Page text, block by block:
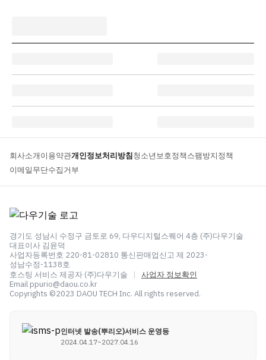
회사소개이용약관개인정보처리방침청소년보호정책스팸방지정책
이메일무단수집거부
경기도 성남시 수정구 금토로 69, 다우디지털스퀘어 4층 (주)다우기술
대표이사 김윤덕
사업자등록번호 220-81-02810 통신판매업신고 제 2023-
성남수정-1138호
호스팅 서비스 제공자 (주)다우기술
| 사업자 정보확인
Email ppurio@daou.co.kr
Copyrights ©2023 DAOU TECH Inc. All rights reserved.
인터넷 발송(뿌리오)서비스 운영등
2024.04.17~2027.04.16